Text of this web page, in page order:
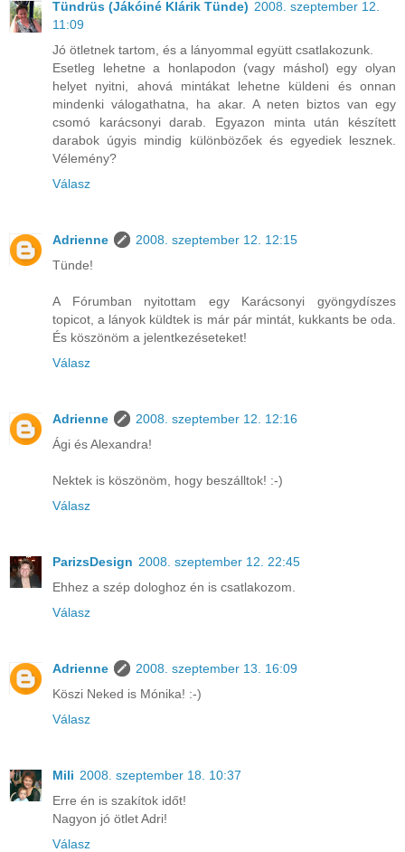
Tündrüs (Jákóiné Klárik Tünde) 2008. szeptember 12.
11:09
Jó ötletnek tartom, és a lányommal együtt csatlakozunk.
Esetleg lehetne a honlapodon (vagy máshol) egy olyan
helyet nyitni, ahová mintákat lehetne küldeni és onnan
mindenki válogathatna, ha akar. A neten biztos van egy
csomó karácsonyi darab. Egyazon minta után készített
darabok úgyis mindig különbözőek és egyediek lesznek.
Vélemény?
Válasz
Adrienne
2008. szeptember 12. 12:15
Tünde!
A Fórumban nyitottam egy Karácsonyi gyöngydíszes
topicot, a lányok küldtek is már pár mintát, kukkants be oda.
És köszönöm a jelentkezéseteket!
Válasz
Adrienne
2008. szeptember 12. 12:16
Ági és Alexandra!
Nektek is köszönöm, hogy beszálltok! :-)
Válasz
ParizsDesign 2008. szeptember 12. 22:45
Ehhez a szép dologhoz én is csatlakozom.
Válasz
Adrienne
2008. szeptember 13. 16:09
Köszi Neked is Mónika! :-)
Válasz
Mili 2008. szeptember 18. 10:37
Erre én is szakítok időt!
Nagyon jó ötlet Adri!
Válasz